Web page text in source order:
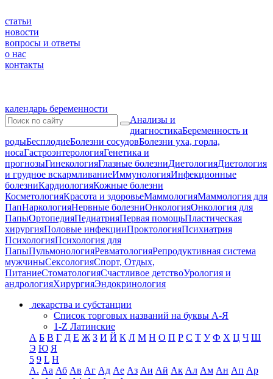
статьи
новости
вопросы и ответы
о нас
контакты
календарь беременности
Анализы и
диагностикаБеременность и
родыБесплодиеБолезни сосудовБолезни уха, горла,
носаГастроэнтерологияГенетика и
прогнозыГинекологияГлазные болезниДиетологияДиетология
и грудное вскармливаниеИммунологияИнфекционные
болезниКардиологияКожные болезни
КосметологияКрасота и здоровьеМаммологияМаммология для
ПапНаркологияНервные болезниОнкологияОнкология для
ПапыОртопедияПедиатрияПервая помощьПластическая
хирургияПоловые инфекцииПроктологияПсихиатрия
ПсихологияПсихология для
ПапыПульмонологияРевматологияРепродуктивная система
мужчиныСексологияСпорт, Отдых,
ПитаниеСтоматологияСчастливое детствоУрология и
андрологияХирургияЭндокринология
лекарства и субстанции
Список торговых названий на буквы А-Я
1-Z Латинские
А Б В Г Д Е Ж З И Й К Л М Н О П Р С Т У Ф Х Ц Ч Ш
Э Ю Я
5 9 L H
А. Аа Аб Ав Аг Ад Ае Аз Аи Ай Ак Ал Ам Ан Ап Ар